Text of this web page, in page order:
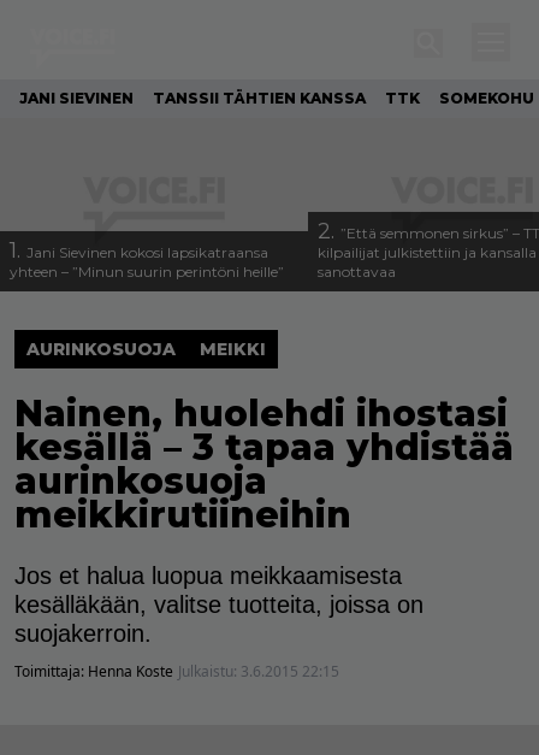
JANI SIEVINEN TANSSII TÄHTIEN KANSSA TTK SOMEKOHU
1. Jani Sievinen kokosi lapsikatraansa
yhteen – ”Minun suurin perintöni heille”
2. ”Että semmonen sirkus” –
kilpailijat julkistettiin ja
sanottavaa
AURINKOSUOJA MEIKKI
Nainen, huolehdi ihostasi
kesällä – 3 tapaa yhdistää
aurinkosuoja
meikkirutiineihin
Jos et halua luopua meikkaamisesta
kesälläkään, valitse tuotteita, joissa on
suojakerroin.
Toimittaja: Henna Koste Julkaistu: 3.6.2015 22:15